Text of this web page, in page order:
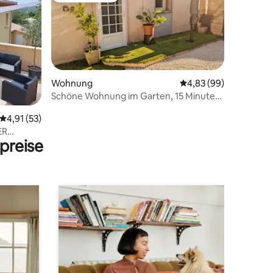
Durchschnittliche Bewertung: 4,91 von 5, 53 Bewertungen
4,91 (53)
Wohnung Durchschnittliche
4,83 (99)
Schöne Wohnung im Garten, 15 Minuten